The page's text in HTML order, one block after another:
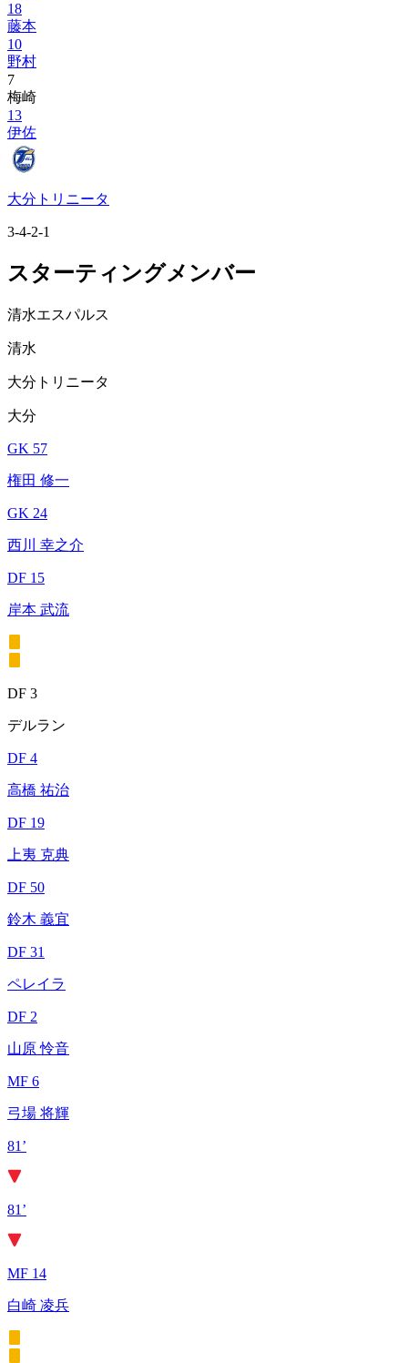
18
藤本
10
野村
7
梅崎
13
伊佐
大分トリニータ
3-4-2-1
スターティングメンバー
清水エスパルス
清水
大分トリニータ
大分
GK 57
権田 修一
GK 24
西川 幸之介
DF 15
岸本 武流
DF 3
デルラン
DF 4
高橋 祐治
DF 19
上夷 克典
DF 50
鈴木 義宜
DF 31
ペレイラ
DF 2
山原 怜音
MF 6
弓場 将輝
81’
81’
MF 14
白崎 凌兵